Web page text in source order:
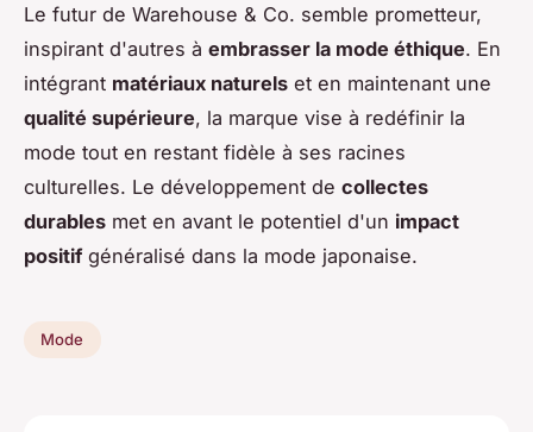
Le futur de Warehouse & Co. semble prometteur,
inspirant d'autres à embrasser la mode éthique. En
intégrant matériaux naturels et en maintenant une
qualité supérieure, la marque vise à redéfinir la
mode tout en restant fidèle à ses racines
culturelles. Le développement de collectes
durables met en avant le potentiel d'un impact
positifgénéralisé dans la mode japonaise.
Mode